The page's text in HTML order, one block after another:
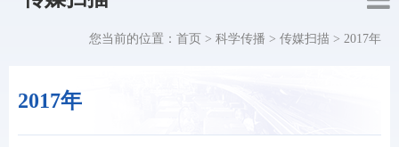
2017年
您当前的位置： 首页 > 科学传播 > 传媒扫描 > 2017年